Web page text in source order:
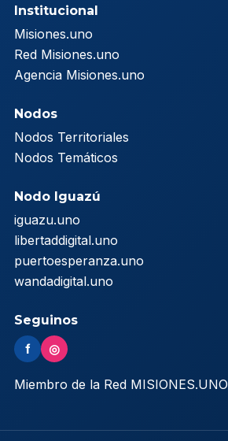
Institucional
Misiones.uno
Red Misiones.uno
Agencia Misiones.uno
Nodos
Nodos Territoriales
Nodos Temáticos
Nodo Iguazú
iguazu.uno
libertaddigital.uno
puertoesperanza.uno
wandadigital.uno
Seguinos
f ◎
Miembro de la Red MISIONES.UNO